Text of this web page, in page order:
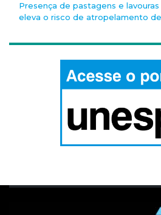
Presença de pastagens e
eleva o risco de atropelamento